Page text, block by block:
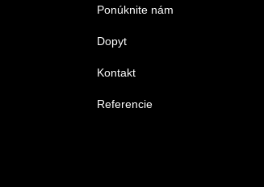
Ponúknite nám
Dopyt
Kontakt
Referencie